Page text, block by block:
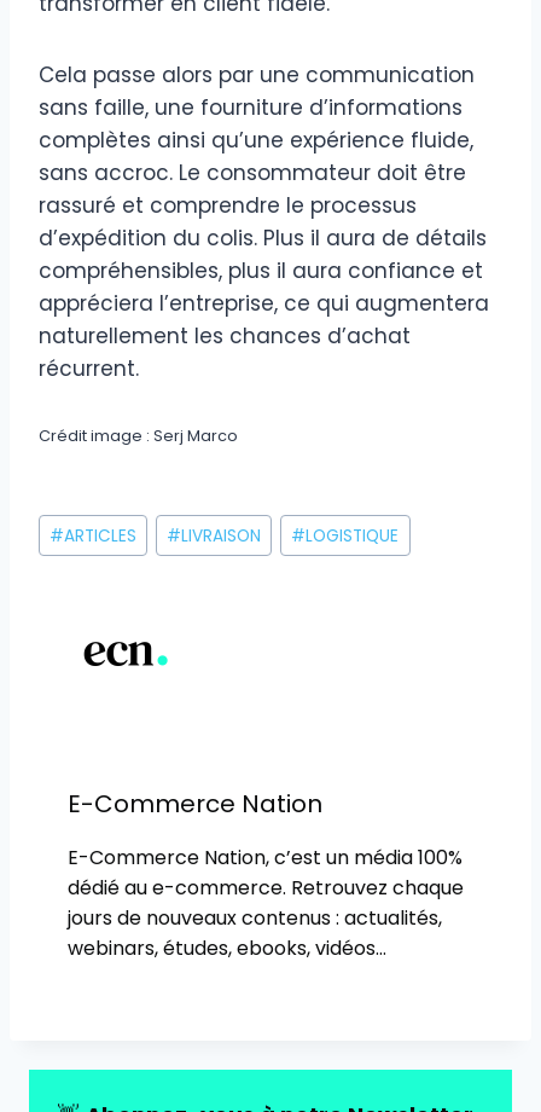
Cela passe alors par une communication
sans faille, une fourniture d’informations
complètes ainsi qu’une expérience fluide,
sans accroc. Le consommateur doit être
rassuré et comprendre le processus
d’expédition du colis. Plus il aura de détails
compréhensibles, plus il aura confiance et
appréciera l’entreprise, ce qui augmentera
naturellement les chances d’achat
récurrent.
Crédit image : Serj Marco
Étiquettes
de
#ARTICLES #LIVRAISON #LOGISTIQUE
E-Commerce Nation
E-Commerce Nation, c’est un média 100%
dédié au e-commerce. Retrouvez chaque
jours de nouveaux contenus : actualités,
webinars, études, ebooks, vidéos…